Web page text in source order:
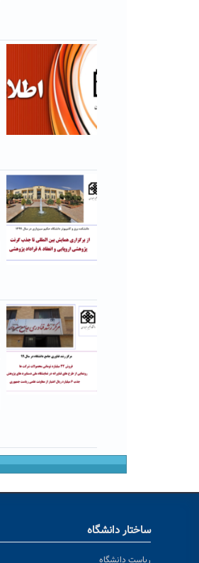
ساختار دانشگاه
ریاست دانشگاه